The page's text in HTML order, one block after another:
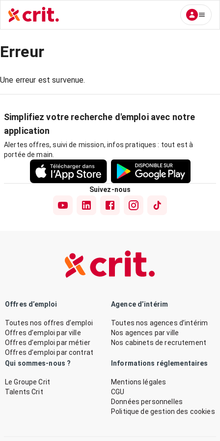
Erreur
Une erreur est survenue.
Simplifiez votre recherche d'emploi avec notre
application
Alertes offres, suivi de mission, infos pratiques : tout est à
portée de main.
Suivez-nous
Offres d’emploi
Toutes nos offres d’emploi
Offres d’emploi par ville
Offres d’emploi par métier
Offres d’emploi par contrat
Agence d’intérim
Toutes nos agences d’intérim
Nos agences par ville
Nos cabinets de recrutement
Qui sommes-nous ?
Le Groupe Crit
Talents Crit
Informations réglementaires
Mentions légales
CGU
Données personnelles
Politique de gestion des cookies